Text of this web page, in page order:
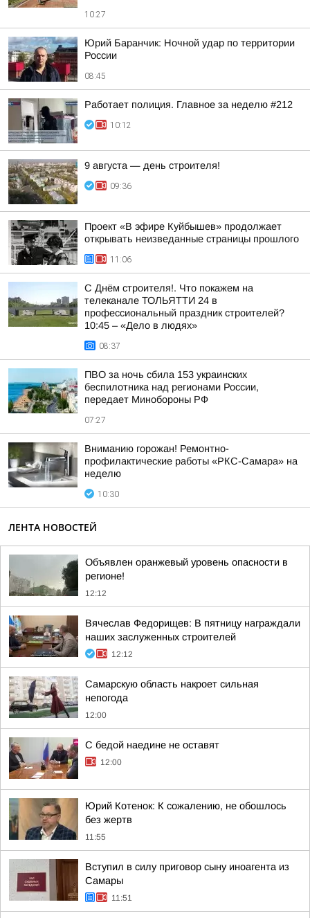
10:27
Юрий Баранчик: Ночной удар по территории
России
08:45
Работает полиция. Главное за неделю #212
10:12
9 августа — день строителя!
09:36
Проект «В эфире Куйбышев» продолжает
открывать неизведанные страницы прошлого
11:06
С Днём строителя!. Что покажем на
телеканале ТОЛЬЯТТИ 24 в
профессиональный праздник строителей?
10:45 – «Дело в людях»
08:37
ПВО за ночь сбила 153 украинских
беспилотника над регионами России,
передает Минобороны РФ
07:27
Вниманию горожан! Ремонтно-
профилактические работы «РКС-Самара» на
неделю
10:30
ЛЕНТА НОВОСТЕЙ
Объявлен оранжевый уровень опасности в
регионе!
12:12
Вячеслав Федорищев: В пятницу награждали
наших заслуженных строителей
12:12
Самарскую область накроет сильная
непогода
12:00
С бедой наедине не оставят
12:00
Юрий Котенок: К сожалению, не обошлось
без жертв
11:55
Вступил в силу приговор сыну иноагента из
Самары
11:51